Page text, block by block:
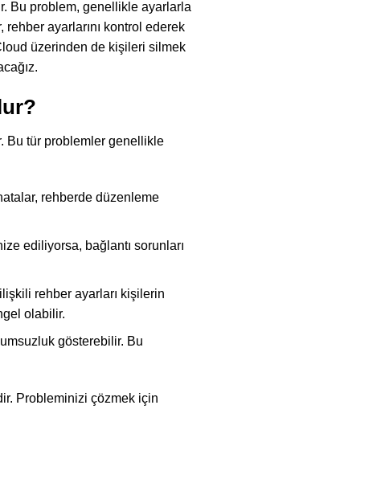
Bu problem, genellikle ayarlarla
ayarlarını kontrol ederek
üzerinden de kişileri silmek
Bu tür problemler genellikle
rehberde düzenleme
ediliyorsa, bağlantı sorunları
rehber ayarları kişilerin
olabilir.
gösterebilir. Bu
Probleminizi çözmek için